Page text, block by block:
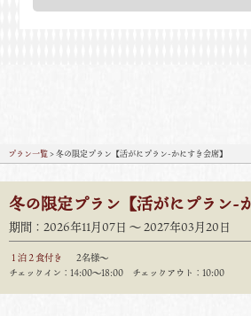
プラン一覧> 冬の限定プラン【活がにプラン-かにすき会席】
冬の限定プラン【活がにプラン-
期間：2026年11月07日 〜 2027年03月20日
１泊２食付き
2名様～
チェックイン：14:00〜18:00 チェックアウト：10:00